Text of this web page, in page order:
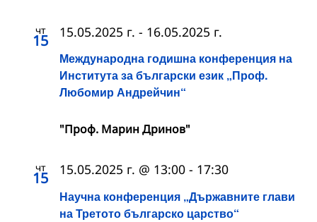
чт
15
Международна годишна конференция на
Института за български език „Проф.
Любомир Андрейчин“
15.05.2025 г. - 16.05.2025 г.
"Проф. Марин Дринов"
чт
15
Научна конференция „Държавните глави
на Третото българско царство“
15.05.2025 г. @ 13:00 - 17:30